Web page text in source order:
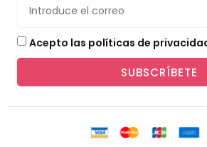
Acepto las políticas de privacidad
SUBSCRÍBETE